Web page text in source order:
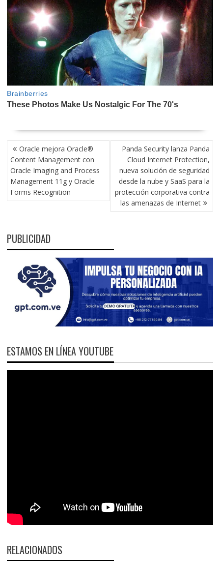
NAVEGACIÓN
DE
ENTRADAS
Oracle mejora Oracle®
Content Management con
Oracle Imaging and Process
Management 11g y Oracle
Forms Recognition
Panda Security lanza Panda
Cloud Internet Protection,
nueva solución de seguridad
desde la nube y SaaS para la
protección corporativa contra
las amenazas de Internet
PUBLICIDAD
ESTAMOS EN LÍNEA YOUTUBE
RELACIONADOS